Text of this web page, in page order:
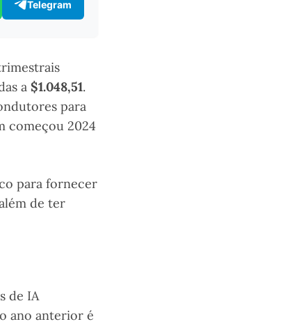
Telegram
a $1.048,51.
para
começou 2024
para fornecer
de ter
de IA
ano anterior é